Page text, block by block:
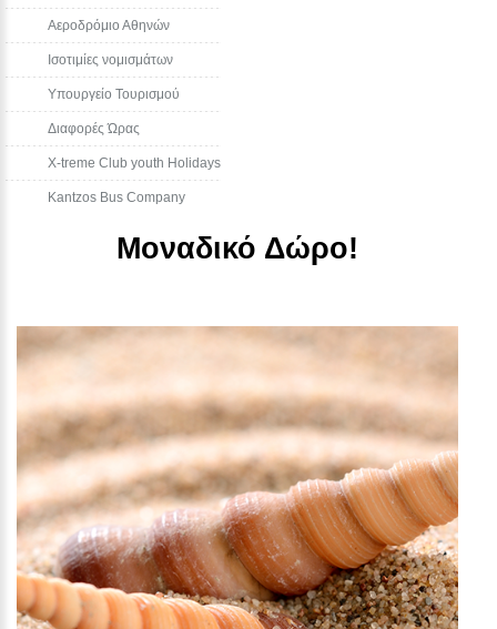
Αεροδρόμιο Αθηνών
Ισοτιμίες νομισμάτων
Υπουργείο Τουρισμού
Διαφορές Ώρας
Χ-treme Club youth Holidays
Kantzos Bus Company
Μοναδικό Δώρο!